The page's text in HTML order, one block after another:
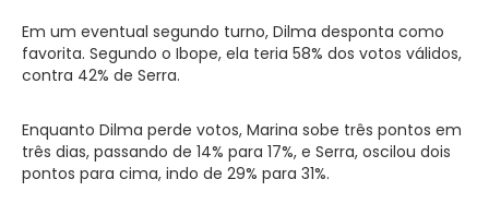
Em um eventual segundo turno, Dilma desponta como
favorita. Segundo o Ibope, ela teria 58% dos votos válidos,
contra 42% de Serra.
Enquanto Dilma perde votos, Marina sobe três pontos em
três dias, passando de 14% para 17%, e Serra, oscilou dois
pontos para cima, indo de 29% para 31%.